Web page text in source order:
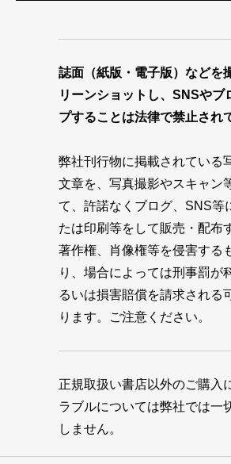
誌面（紙版・電子版）などを
リーンショットし、SNSやブ
プすることは法律で禁止され
弊社刊行物に掲載されている
文章を、写真撮影やスキャン
て、許諾なくブログ、SNS等
たは印刷等をして販売・配布
著作権、肖像権等を侵害する
り、場合によっては刑事罰が
るいは損害賠償を請求される
ります。ご注意ください。
正規取扱い書店以外のご購入
ラブルについては弊社では一
しません。